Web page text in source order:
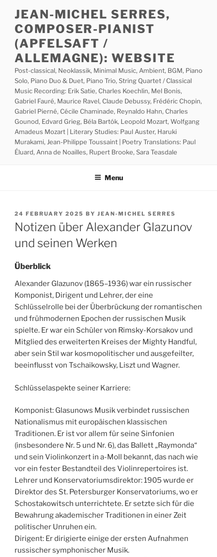
content
JEAN-MICHEL SERRES,
COMPOSER-PIANIST
(APFELSAFT /
ALLEMAGNE): WEBSITE
Post-classical, Neoklassik, Minimal Music, Ambient, BGM, Piano
Solo, Piano Duo & Duet, Piano Trio, String Quartet / Classical
Music Recording: Erik Satie, Charles Koechlin, Mel Bonis,
Gabriel Fauré, Maurice Ravel, Claude Debussy, Frédéric Chopin,
Gabriel Pierné, Cécile Chaminade, Reynaldo Hahn, Charles
Gounod, Edvard Grieg, Béla Bartók, Leopold Mozart, Wolfgang
Amadeus Mozart | Literary Studies: Paul Auster, Haruki
Murakami, Jean-Philippe Toussaint | Poetry Translations: Paul
Éluard, Anna de Noailles, Rupert Brooke, Sara Teasdale
Menu
POSTED
ON
24 FEBRUARY 2025 BY JEAN-MICHEL SERRES
Notizen über Alexander Glazunov
und seinen Werken
Überblick
Alexander Glazunov (1865–1936) war ein russischer
Komponist, Dirigent und Lehrer, der eine
Schlüsselrolle bei der Überbrückung der romantischen
und frühmodernen Epochen der russischen Musik
spielte. Er war ein Schüler von Rimsky-Korsakov und
Mitglied des erweiterten Kreises der Mighty Handful,
aber sein Stil war kosmopolitischer und ausgefeilter,
beeinflusst von Tschaikowsky, Liszt und Wagner.
Schlüsselaspekte seiner Karriere:
Komponist: Glasunows Musik verbindet russischen
Nationalismus mit europäischen klassischen
Traditionen. Er ist vor allem für seine Sinfonien
(insbesondere Nr. 5 und Nr. 6), das Ballett „Raymonda“
und sein Violinkonzert in a-Moll bekannt, das nach wie
vor ein fester Bestandteil des Violinrepertoires ist.
Lehrer und Konservatoriumsdirektor: 1905 wurde er
Direktor des St. Petersburger Konservatoriums, wo er
Schostakowitsch unterrichtete. Er setzte sich für die
Bewahrung akademischer Traditionen in einer Zeit
politischer Unruhen ein.
Dirigent: Er dirigierte einige der ersten Aufnahmen
russischer symphonischer Musik.